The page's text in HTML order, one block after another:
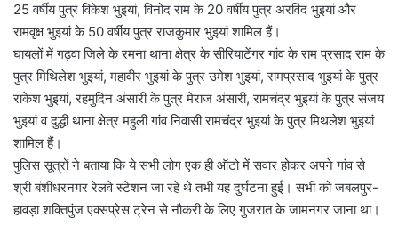
25 वर्षीय पुत्र विकेश भुइयां, विनोद राम के 20 वर्षीय पुत्र अरविंद भुइयां और
रामवृक्ष भुइयां के 50 वर्षीय पुत्र राजकुमार भुइयां शामिल हैं।
घायलों में गढ़वा जिले के रमना थाना क्षेत्र के सीरियाटेंगर गांव के राम प्रसाद राम के
पुत्र मिथिलेश भुइयां, महावीर भुइयां के पुत्र उमेश भुइयां, रामप्रसाद भुइयां के पुत्र
राकेश भुइयां, रहमुदिन अंसारी के पुत्र मेराज अंसारी, रामचंद्र भुइयां के पुत्र संजय
भुइयां व दुद्धी थाना क्षेत्र महुली गांव निवासी रामचंद्र भुइयां के पुत्र मिथलेश भुइयां
शामिल हैं।
पुलिस सूत्रों ने बताया कि ये सभी लोग एक ही ऑटो में सवार होकर अपने गांव से
श्री बंशीधरनगर रेलवे स्टेशन जा रहे थे तभी यह दुर्घटना हुई। सभी को जबलपुर-
हावड़ा शक्तिपुंज एक्सप्रेस ट्रेन से नौकरी के लिए गुजरात के जामनगर जाना था।